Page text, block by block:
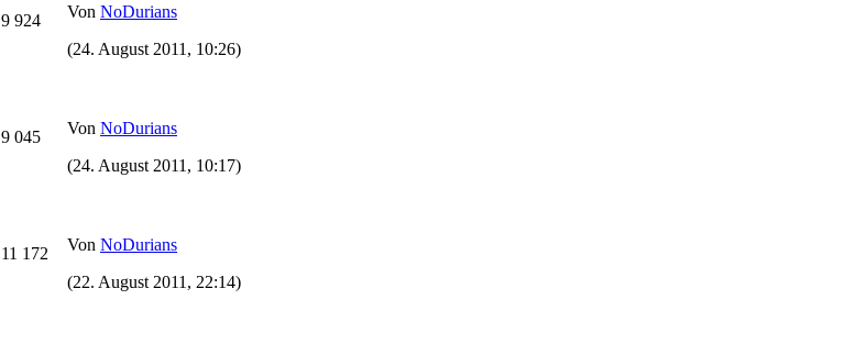
9 924 Von NoDurians
(24. August 2011, 10:26)
9 045 Von NoDurians
(24. August 2011, 10:17)
11 172 Von NoDurians
(22. August 2011, 22:14)